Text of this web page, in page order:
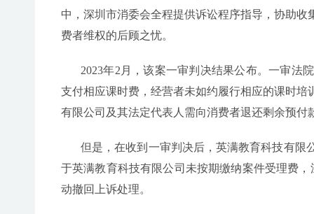
中，深圳市消委会全程提供诉讼程序指导，协助
费者维权的后顾之忧。
2023年2月，该案一审判决结果公布。一审法
支付相应课时费，经营者未如约履行相应的课时
有限公司及其法定代表人需向消费者退还剩余预付
但是，在收到一审判决后，英满教育科技有限
于英满教育科技有限公司未按期缴纳案件受理费
动撤回上诉处理。